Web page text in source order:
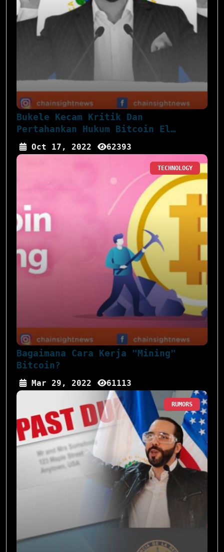
Bukele Kecam Kritik Dan
Pertahankan Hukum Bitcoin El
Salvador
Oct 17, 2022 62393
TECHNOLOGY
Bagaimana Cara Kerja "Mining"
Bitcoin?
Mar 29, 2022 61113
RUMORS